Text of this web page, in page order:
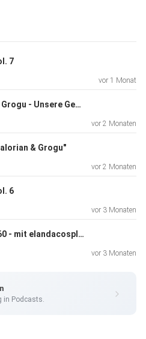
7
vor 1 Monat
The Mandalorian & Grogu - Unsere Gedanken
vor 2 Monaten
& Grogu"
vor 2 Monaten
6
vor 3 Monaten
Cos-Talk Episode 60 - mit elandacosplay & shadow.props
vor 3 Monaten
in Podcasts.